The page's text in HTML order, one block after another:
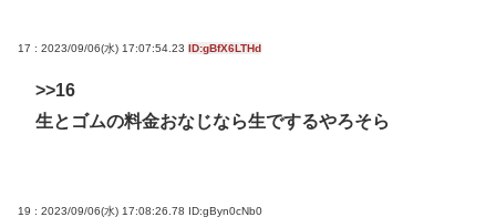
17 : 2023/09/06(水) 17:07:54.23 ID:gBfX6LTHd
>>16
生とゴムの料金おなじなら生でするやろそら
19 : 2023/09/06(水) 17:08:26.78 ID:gByn0cNb0